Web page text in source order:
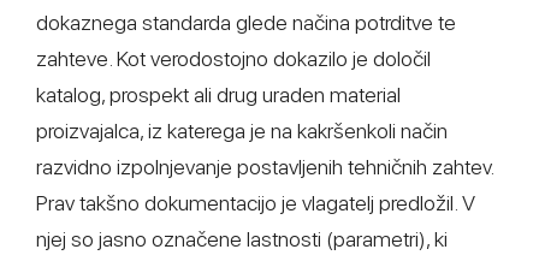
dokaznega standarda glede načina potrditve te
zahteve. Kot verodostojno dokazilo je določil
katalog, prospekt ali drug uraden material
proizvajalca, iz katerega je na kakršenkoli način
razvidno izpolnjevanje postavljenih tehničnih zahtev.
Prav takšno dokumentacijo je vlagatelj predložil. V
njej so jasno označene lastnosti (parametri), ki